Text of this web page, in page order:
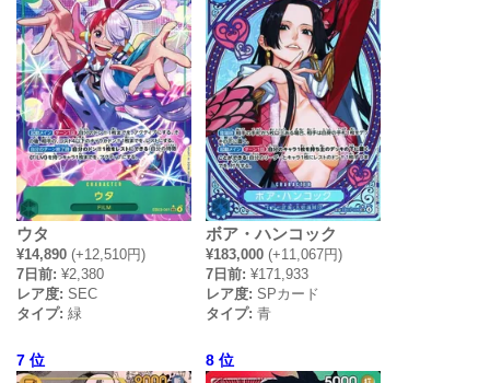
ウタ
¥14,890 (+12,510円)
7日前: ¥2,380
レア度: SEC
タイプ: 緑
ボア・ハンコック
¥183,000 (+11,067円)
7日前: ¥171,933
レア度: SPカード
タイプ: 青
7 位 8 位